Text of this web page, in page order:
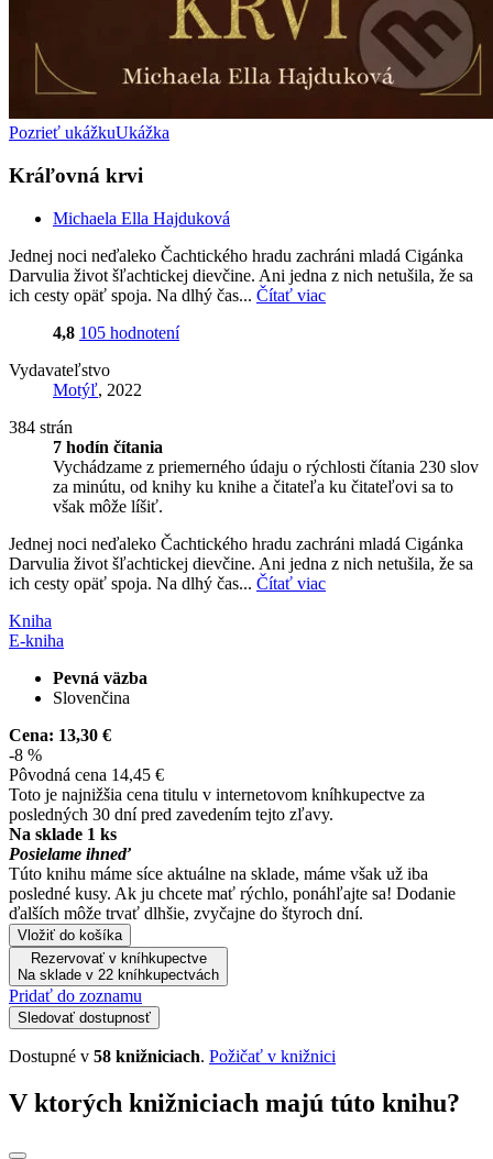
Pozrieť ukážkuUkážka
Kráľovná krvi
Michaela Ella Hajduková
Jednej noci neďaleko Čachtického hradu zachráni mladá Cigánka
Darvulia život šľachtickej dievčine. Ani jedna z nich netušila, že sa
ich cesty opäť spoja. Na dlhý čas... Čítať viac
4,8 105 hodnotení
Vydavateľstvo
Motýľ, 2022
384 strán
7 hodín čítania
Vychádzame z priemerného údaju o rýchlosti čítania 230 slov
za minútu, od knihy ku knihe a čitateľa ku čitateľovi sa to
však môže líšiť.
Jednej noci neďaleko Čachtického hradu zachráni mladá Cigánka
Darvulia život šľachtickej dievčine. Ani jedna z nich netušila, že sa
ich cesty opäť spoja. Na dlhý čas... Čítať viac
Kniha
E-kniha
Pevná väzba
Slovenčina
Cena: 13,30 €
-8 %
Pôvodná cena 14,45 €
Toto je najnižšia cena titulu v internetovom kníhkupectve za
posledných 30 dní pred zavedením tejto zľavy.
Na sklade 1 ks
Posielame ihneď
Túto knihu máme síce aktuálne na sklade, máme však už iba
posledné kusy. Ak ju chcete mať rýchlo, ponáhľajte sa! Dodanie
ďalších môže trvať dlhšie, zvyčajne do štyroch dní.
Vložiť do košíka
Rezervovať v kníhkupectve
Na sklade v 22 kníhkupectvách
Pridať do zoznamu
Sledovať dostupnosť
Dostupné v 58 knižniciach. Požičať v knižnici
V ktorých knižniciach majú túto knihu?